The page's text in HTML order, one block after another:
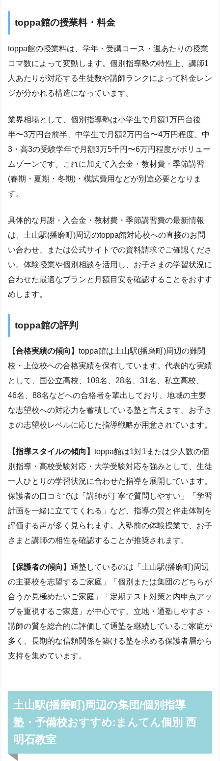
toppa館の授業料・料金
toppa館の授業料は、学年・受講コース・週あたりの授業
コマ数によって変動します。個別指導塾の特性上、講師1
人あたりが対応する生徒数や講師ランクによって料金レン
ジが分かれる構造になっています。
業界相場として、個別指導塾は小学生で月額1万円台後
半〜3万円台前半、中学生で月額2万円台〜4万円程度、中
3・高3の受験学年で月額3万5千円〜6万円程度がボリュー
ムゾーンです。これに加えて入会金・教材費・季節講習
(春期・夏期・冬期)・模試費用などが別途必要となりま
す。
具体的な月謝・入会金・教材費・季節講習費の最新情報
は、土山駅(播磨町)周辺のtoppa館対応校への直接のお問
い合わせ、または公式サイトでの資料請求でご確認くださ
い。体験授業や個別相談を活用し、お子さまの学習状況に
合わせた最適なプランと月額目安を確認することをおすす
めします。
toppa館の評判
【合格実績の傾向】 toppa館は土山駅(播磨町)周辺の難関
校・上位校への合格実績を保有しています。代表的な実績
として、国公立高校、109名、28名、31名、私立高校、
46名、88名などへの合格者を輩出しており、地域の主要
な志望校への対応力を蓄積している塾と言えます。お子さ
まの志望校レベルに応じた指導戦略が用意されています。
【指導スタイルの傾向】 toppa館は1対1または少人数の個
別指導・高校受験対応・大学受験対応を強みとして、生徒
一人ひとりの学習状況に合わせた指導を展開しています。
保護者の口コミでは「講師が丁寧で質問しやすい」「学習
計画を一緒に立ててくれる」など、指導の質と伴走体制を
評価する声が多く見られます。入塾前の体験授業で、お子
さまと講師の相性を確認することが推奨されます。
【保護者の傾向】 通塾しているのは「土山駅(播磨町)周辺
の主要校を志望するご家庭」「個別または集団のどちらが
合うか見極めたいご家庭」「定期テスト対策と内申点アッ
プを重視するご家庭」が中心です。立地・通塾しやすさ・
講師の質を総合的に評価して通塾を継続しているご家庭が
多く、長期的な信頼関係を築ける塾を求める保護者層から
支持を集めています。
土山駅(播磨町)周辺の集団/個別指導
塾・予備校おすすめ:まんてん個別 西
明石教室